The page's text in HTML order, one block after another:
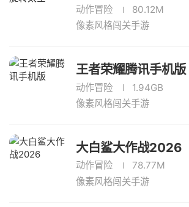
动作冒险
80.12M
像素风格闯关手游
王者荣耀腾讯手机版
动作冒险
1.94GB
像素风格闯关手游
大白鲨大作战2026
动作冒险
78.77M
像素风格闯关手游